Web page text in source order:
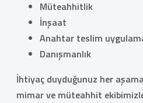
Müteahhitlik
İnşaat
Anahtar teslim
Danışmanlık
İhtiyaç duyduğunuz her
mimar ve müteahhit ekibimizle